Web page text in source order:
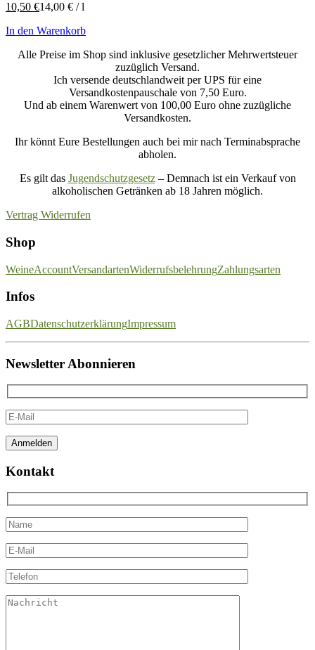
10,50 €14,00 € /l
In den Warenkorb
Alle Preise im Shop sind inklusive gesetzlicher Mehrwertsteuer
zuzüglich Versand.
Ich versende deutschlandweit per UPS für eine
Versandkostenpauschale von 7,50 Euro.
Und ab einem Warenwert von 100,00 Euro ohne zuzügliche
Versandkosten.
Ihr könnt Eure Bestellungen auch bei mir nach Terminabsprache
abholen.
Es gilt das Jugendschutzgesetz– Demnach ist ein Verkauf von
alkoholischen Getränken ab 18 Jahren möglich.
Vertrag Widerrufen
Shop
WeineAccountVersandartenWiderrufsbelehrungZahlungsarten
Infos
AGBDatenschutzerklärungImpressum
Newsletter Abonnieren
Kontakt